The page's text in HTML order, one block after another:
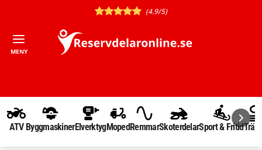
(4.9/5)
MENY
ATV ByggmaskinerElverktygMopedRemmarSkoterdelarSport & Fritid